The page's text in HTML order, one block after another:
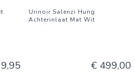
Urinoir Salenzi Hung
Achterinlaat Mat Wit
€ 499,00